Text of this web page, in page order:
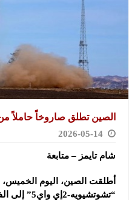
الصين تطلق صاروخاً حاملاً من
2026-05-14
شام تايمز – متابعة
أطلقت الصين، اليوم الخميس،